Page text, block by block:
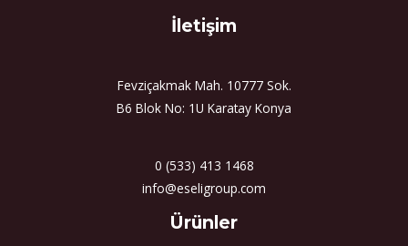
İletişim
Fevziçakmak Mah. 10777 Sok.
B6 Blok No: 1U Karatay Konya
0 (533) 413 1468
info@eseligroup.com
Ürünler